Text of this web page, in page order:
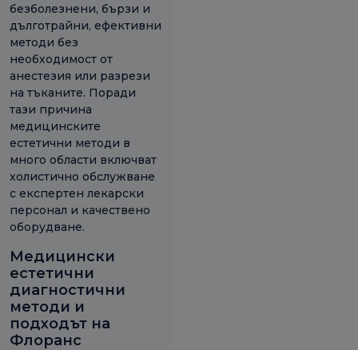
безболезнени, бързи и
дълготрайни, ефективни
методи без
необходимост от
анестезия или разрези
на тъканите. Поради
тази причина
медицинските
естетични методи в
много области включват
холистично обслужване
с експертен лекарски
персонал и качествено
оборудване.
Медицински
естетични
диагностични
методи и
подходът на
Флоранс